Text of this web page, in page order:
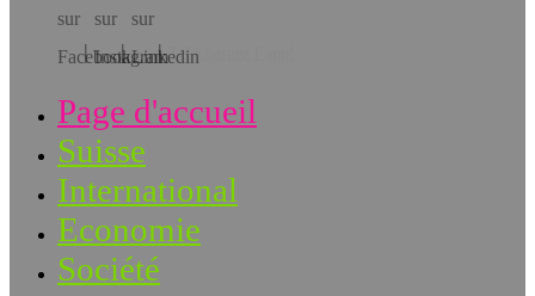
Téléchargez l’app!
Page d'accueil
Suisse
International
Economie
Société